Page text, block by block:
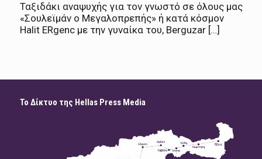
Ταξιδάκι αναψυχής για τον γνωστό σε όλους μας
«Σουλεϊμάν ο Μεγαλοπρεπής» ή κατά κόσμον
Halit ERgenc με την γυναίκα του, Berguzar […]
Το Δίκτυο της Hellas Press Media